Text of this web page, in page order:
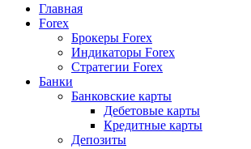
Главная
Forex
Брокеры Forex
Индикаторы Forex
Стратегии Forex
Банки
Банковские карты
Дебетовые карты
Кредитные карты
Депозиты